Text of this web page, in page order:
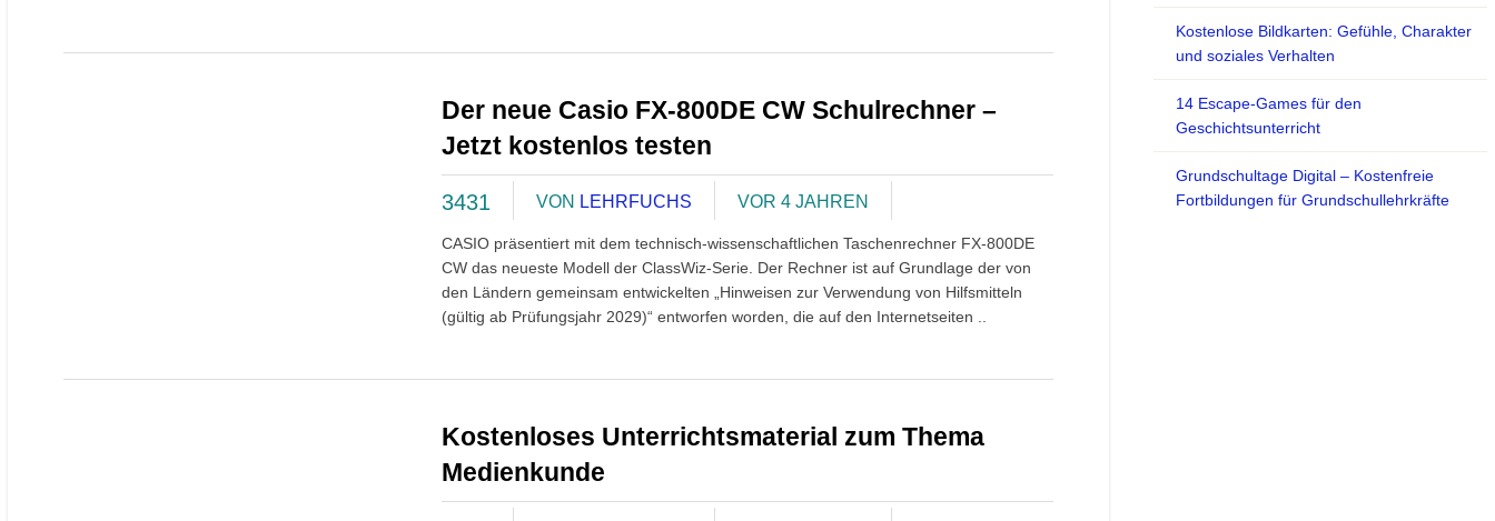
Der neue Casio FX-800DE CW Schulrechner –
Jetzt kostenlos testen
3431 VON LEHRFUCHS VOR 4 JAHREN
CASIO präsentiert mit dem technisch-wissenschaftlichen Taschenrechner FX-800DE
CW das neueste Modell der ClassWiz-Serie. Der Rechner ist auf Grundlage der von
den Ländern gemeinsam entwickelten „Hinweisen zur Verwendung von Hilfsmitteln
(gültig ab Prüfungsjahr 2029)“ entworfen worden, die auf den Internetseiten ..
Kostenloses Unterrichtsmaterial zum Thema
Medienkunde
Kostenlose Bildkarten: Gefühle, Charakter
und soziales Verhalten
14 Escape-Games für den
Geschichtsunterricht
Grundschultage Digital – Kostenfreie
Fortbildungen für Grundschullehrkräfte